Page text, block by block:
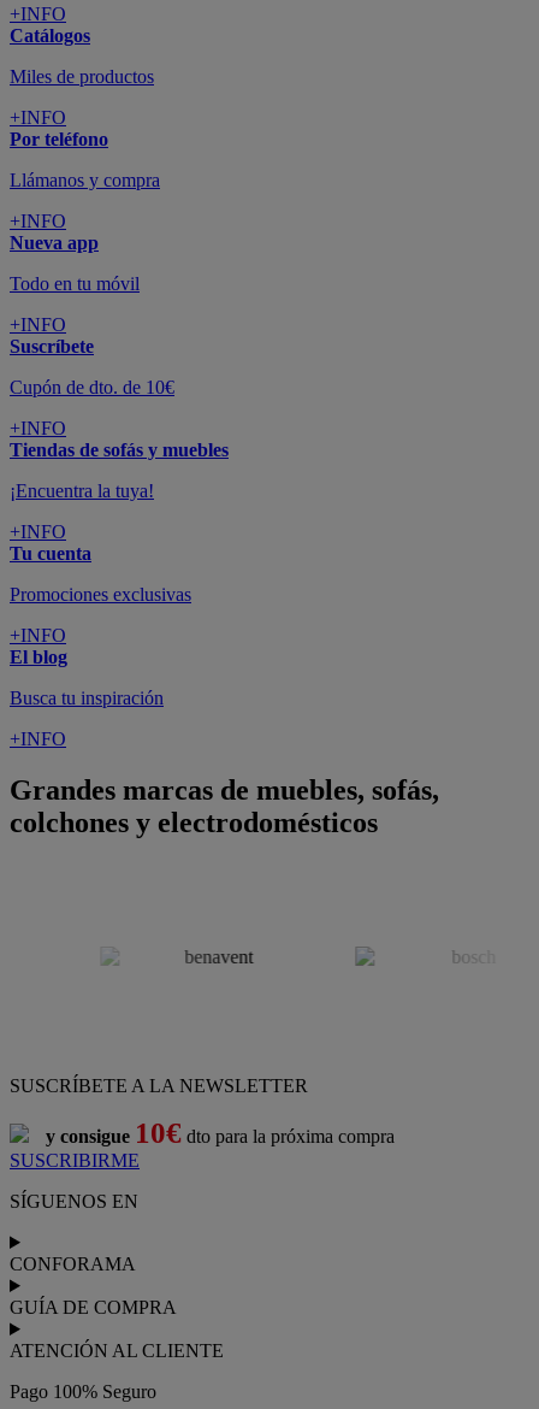
+INFO
Catálogos
Miles de productos
+INFO
Por teléfono
Llámanos y compra
+INFO
Nueva app
Todo en tu móvil
+INFO
Suscríbete
Cupón de dto. de 10€
+INFO
Tiendas de sofás y muebles
¡Encuentra la tuya!
+INFO
Tu cuenta
Promociones exclusivas
+INFO
El blog
Busca tu inspiración
+INFO
Grandes marcas de muebles, sofás,
colchones y electrodomésticos
SUSCRÍBETE A LA NEWSLETTER
y consigue 10€ dto para la próxima compra
SUSCRIBIRME
SÍGUENOS EN
CONFORAMA
GUÍA DE COMPRA
ATENCIÓN AL CLIENTE
Pago 100% Seguro